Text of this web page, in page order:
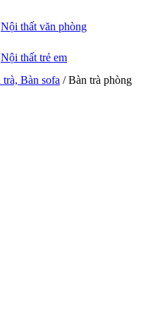
Nội thất văn phòng
Nội thất trẻ em
trà, Bàn sofa / Bàn trà phòng